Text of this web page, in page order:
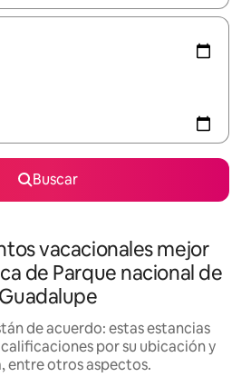
Buscar
vacacionales mejor
de Parque nacional de
Guadalupe
de acuerdo: estas estancias
por su ubicación y
entre otros aspectos.